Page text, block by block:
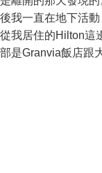
後我一直在地下活
從我居住的Hilton這
部是Granvia飯店跟